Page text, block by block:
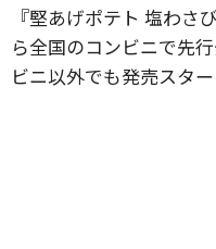
『堅あげポテト 塩わさ
ら全国のコンビニで先
ビニ以外でも発売スター